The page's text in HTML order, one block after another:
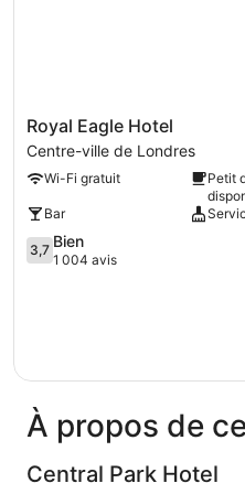
Royal
Eagle
Hotel
Centre-
de
Londres
Royal Eagle Hotel
Centre-ville de Londres
Wi-Fi gratuit
Petit
Bar
3.7
sur
3,7 Bien
1 004 avis
À propos de
Central Park Hotel